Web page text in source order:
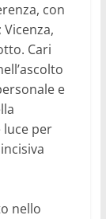
con
Vicenza,
Cari
e
per
nello